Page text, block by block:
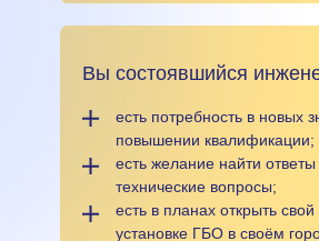
Вы состоявшийся
есть потребность в новых
повышении квалификации;
есть желание найти
технические вопросы;
есть в планах открыть
установке ГБО в своём